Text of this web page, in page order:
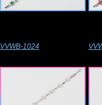
VVWB-1024